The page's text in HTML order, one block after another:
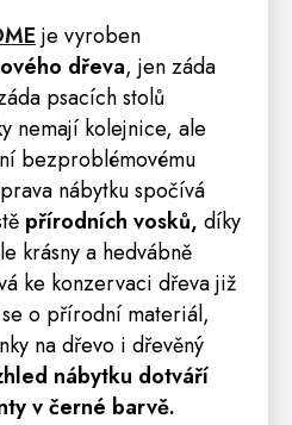
je vyroben
dřeva, jen záda
psacích stolů
nemají kolejnice, ale
bezproblémovému
nábytku spočívá
přírodních vosků, díky
krásny a hedvábně
ke konzervaci dřeva již
o přírodní materiál,
na dřevo i dřevěný
nábytku dotváří
v černé barvě.